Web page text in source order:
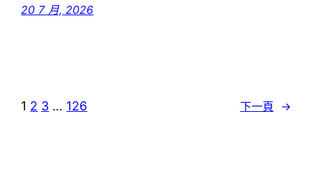
20 7 月, 2026
1 2 3 … 126 下一頁 →